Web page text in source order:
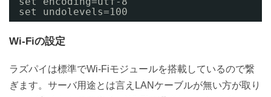
set undolevels=100
Wi-Fiの設定
ラズパイは標準でWi-Fiモジュールを搭載しているので繋
ぎます。サーバ用途とは言えLANケーブルが無い方が取り